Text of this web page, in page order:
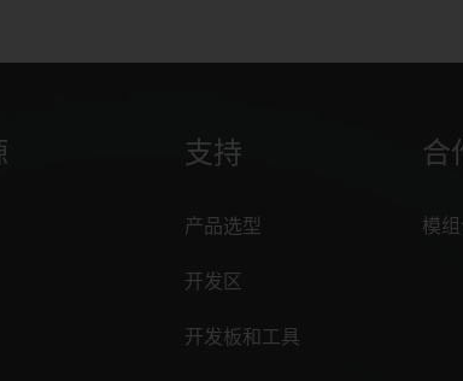
支持
产品选型
开发区
开发板和工具
合
模